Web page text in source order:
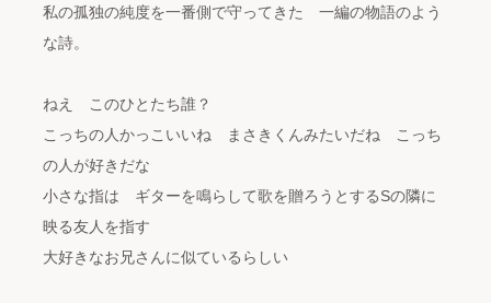
私の孤独の純度を一番側で守ってきた 一編の物語のよう
な詩。
ねえ このひとたち誰？
こっちの人かっこいいね まさきくんみたいだね こっち
の人が好きだな
小さな指は ギターを鳴らして歌を贈ろうとするSの隣に
映る友人を指す
大好きなお兄さんに似ているらしい